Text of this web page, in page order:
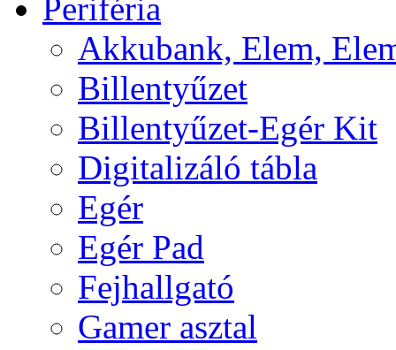
Periféria
Akkubank, Elem,
Billentyűzet
Billentyűzet-Egér Kit
Digitalizáló tábla
Egér
Egér Pad
Fejhallgató
Gamer asztal